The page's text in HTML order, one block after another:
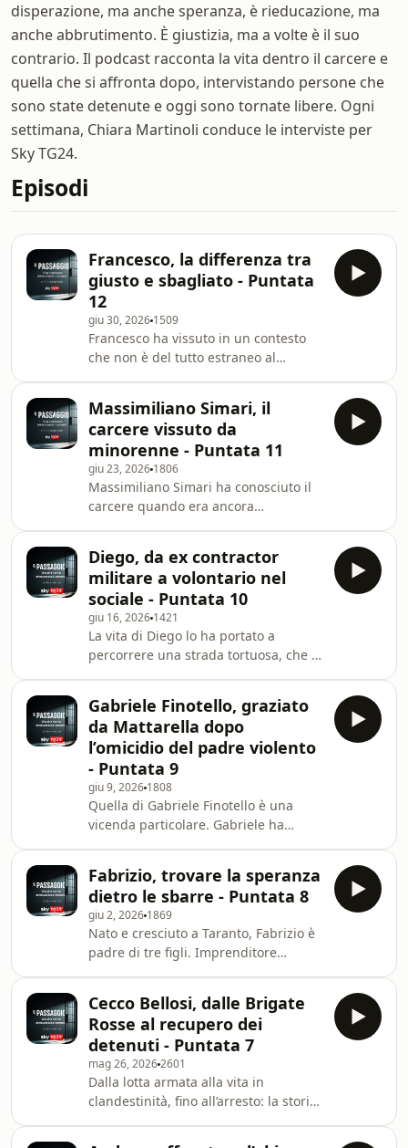
disperazione, ma anche speranza, è rieducazione, ma
anche abbrutimento. È giustizia, ma a volte è il suo
contrario. Il podcast racconta la vita dentro il carcere e
quella che si affronta dopo, intervistando persone che
sono state detenute e oggi sono tornate libere. Ogni
settimana, Chiara Martinoli conduce le interviste per
Sky TG24.
Episodi
Francesco, la differenza tra
giusto e sbagliato - Puntata
12
giu 30, 2026 1509
Francesco ha vissuto in un contesto
che non è del tutto estraneo al
di Marassi. Non è solo l’ambiente
circostante a influenzarlo, ma la sua
stessa famiglia: suo padre era stato
un contrabbandiere. Il suo percorso
lo porterà a prendere piena
consapevolezza di sé e infine a
scegliere la strada giusta non più per
timore del carc
Massimiliano Simari, il
carcere vissuto da
minorenne - Puntata 11
giu 23, 2026 1806
Massimiliano Simari ha conosciuto il
carcere quando era ancora
anni il bullismo dei coetanei. Il
carcere e il successivo percorso con la
comunità Kayros segneranno una
svolta nella sua vita. Oggi
Massimiliano è una star dei social: il
suo profilo Massi e Mino, in cui
racconta la vita con il suo American
Bully, conta milioni di follo
Diego, da ex contractor
militare a volontario nel
sociale - Puntata 10
giu 16, 2026 1421
La vita di Diego lo ha portato a
percorrere una strada tortuosa, che si
formazione paramilitare e ha iniziato
a lavorare negli ambienti della
sicurezza privata. Un lavoro che lo ha
portato in giro per il mondo. Ed è qui
che i confini iniziano a sfumare:
perché determinate operazioni, per
esempio quelle svolte da un
contractor m
Gabriele Finotello, graziato
da Mattarella dopo
l’omicidio del padre violento
- Puntata 9
giu 9, 2026 1808
Quella di Gabriele Finotello è una
vicenda particolare. Gabriele ha
carcere. Le circostanze in cui ciò è
avvenuto però, hanno portato il
Presidente della Repubblica
Mattarella a concedergli la grazia.
Learn more about your ad choices.
Visit megaphone.fm/adchoices
Fabrizio, trovare la speranza
dietro le sbarre - Puntata 8
giu 2, 2026 1869
Nato e cresciuto a Taranto, Fabrizio è
padre di tre figli. Imprenditore
locale e regionale. Sempre a Taranto,
Fabrizio viene arrestato e portato in
carcere. Dopo la condanna, viene
detenuto nel carcere della Dozza di
Bologna, città nella quale è rimasto a
vivere una volta tornato libero. Learn
more about your ad choices. V
Cecco Bellosi, dalle Brigate
Rosse al recupero dei
detenuti - Puntata 7
mag 26, 20262601
Dalla lotta armata alla vita in
clandestinità, fino all’arresto: la storia